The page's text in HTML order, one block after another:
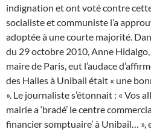
indignation et ont voté contre
socialiste et communiste l’a
adoptée à une courte majorité.
du 29 octobre 2010, Anne
maire de Paris, eut l’audace
des Halles à Unibail était « une
». Le journaliste s’étonnait : « Vos
mairie a ‘bradé’ le centre
financier somptuaire’ à Unibail…